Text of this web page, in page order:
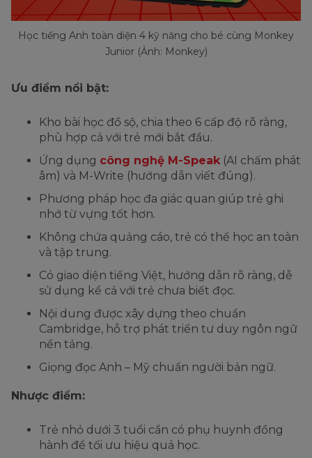
Học tiếng Anh toàn diện 4 kỹ năng cho bé cùng Monkey
Junior (Ảnh: Monkey)
Ưu điểm nổi bật:
Kho bài học đồ sộ, chia theo 6 cấp độ rõ ràng,
phù hợp cả với trẻ mới bắt đầu.
Ứng dụng công nghệ M-Speak (AI chấm phát
âm) và M-Write (hướng dẫn viết đúng).
Phương pháp học đa giác quan giúp trẻ ghi
nhớ từ vựng tốt hơn.
Không chứa quảng cáo, trẻ có thể học an toàn
và tập trung.
Có giao diện tiếng Việt, hướng dẫn rõ ràng, dễ
sử dụng kể cả với trẻ chưa biết đọc.
Nội dung được xây dựng theo chuẩn
Cambridge, hỗ trợ phát triển tư duy ngôn ngữ
nền tảng.
Giọng đọc Anh – Mỹ chuẩn người bản ngữ.
Nhược điểm:
Trẻ nhỏ dưới 3 tuổi cần có phụ huynh đồng
hành để tối ưu hiệu quả học.